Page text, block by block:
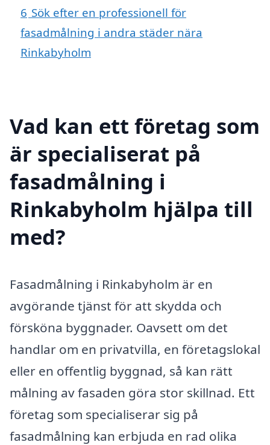
6 Sök efter en professionell för
fasadmålning i andra städer nära
Rinkabyholm
Vad kan ett företag som
är specialiserat på
fasadmålning i
Rinkabyholm hjälpa till
med?
Fasadmålning i Rinkabyholm är en
avgörande tjänst för att skydda och
försköna byggnader. Oavsett om det
handlar om en privatvilla, en företagslokal
eller en offentlig byggnad, så kan rätt
målning av fasaden göra stor skillnad. Ett
företag som specialiserar sig på
fasadmålning kan erbjuda en rad olika